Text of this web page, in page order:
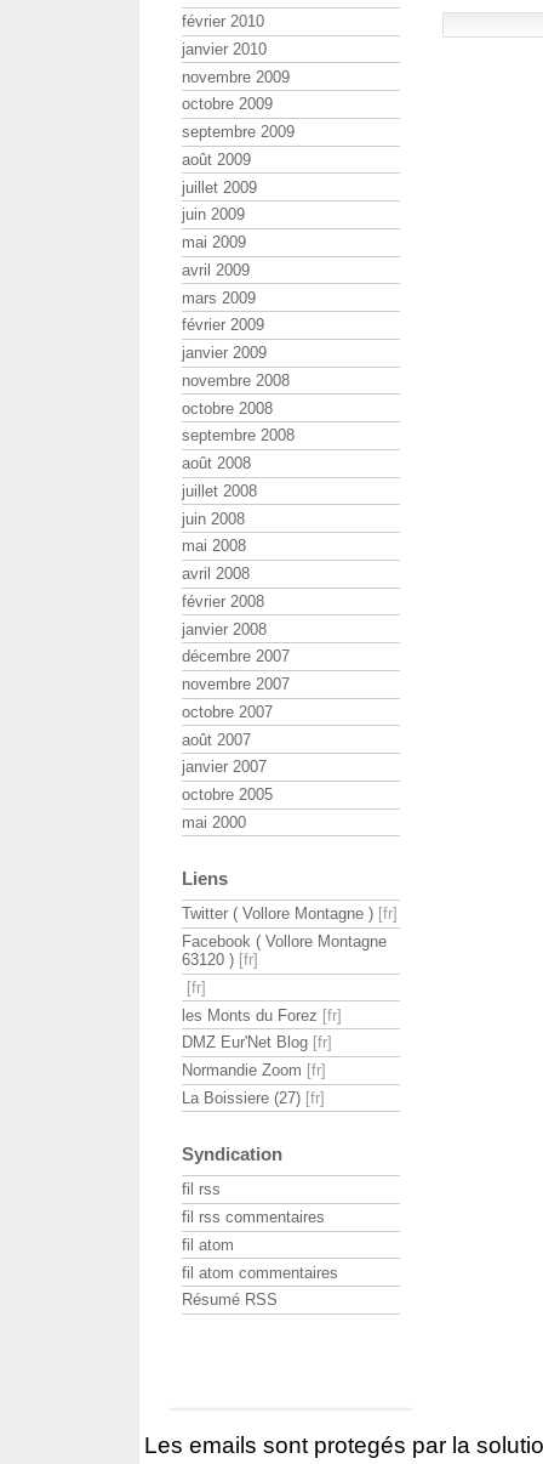
février 2010
janvier 2010
novembre 2009
octobre 2009
septembre 2009
août 2009
juillet 2009
juin 2009
mai 2009
avril 2009
mars 2009
février 2009
janvier 2009
novembre 2008
octobre 2008
septembre 2008
août 2008
juillet 2008
juin 2008
mai 2008
avril 2008
février 2008
janvier 2008
décembre 2007
novembre 2007
octobre 2007
août 2007
janvier 2007
octobre 2005
mai 2000
Liens
Twitter ( Vollore Montagne )
Facebook ( Vollore Montagne
63120 )
les Monts du Forez
DMZ Eur'Net Blog
Normandie Zoom
La Boissiere (27)
Syndication
fil rss
fil rss commentaires
fil atom
fil atom commentaires
Résumé RSS
Les emails sont protegés par la